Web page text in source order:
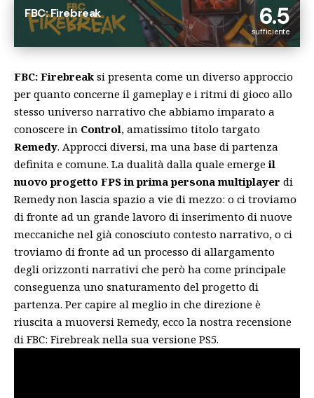
6.5
sufficiente
FBC: Firebreak
FBC: Firebreak si presenta come un diverso approccio
per quanto concerne il gameplay e i ritmi di gioco allo
stesso universo narrativo che abbiamo imparato a
conoscere in Control, amatissimo titolo targato
Remedy. Approcci diversi, ma una base di partenza
definita e comune. La dualità dalla quale emergeil
nuovo progetto FPS in prima persona multiplayer di
Remedy non lascia spazio a vie di mezzo: o ci troviamo
di fronte ad un grande lavoro di inserimento di nuove
meccaniche nel già conosciuto contesto narrativo, o ci
troviamo di fronte ad un processo di allargamento
degli orizzonti narrativi che però ha come principale
conseguenza uno snaturamento del progetto di
partenza. Per capire al meglio in che direzione è
riuscita a muoversi Remedy, ecco la nostra recensione
di FBC: Firebreak nella sua versione PS5.